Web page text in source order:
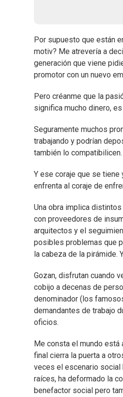
Por supuesto que están
motiv? Me atrevería a
generación que viene
promotor con un nuevo
Pero créanme que la
significa mucho dinero,
Seguramente muchos
trabajando y podrían
también lo compatibilicen.
Y ese coraje que se
enfrenta al coraje de
Una obra implica
con proveedores de
arquitectos y el
posibles problemas que
la cabeza de la pirámide.
Gozan, disfrutan cuando
cobijo a decenas de
denominador (los
demandantes de trabajo
oficios.
Me consta el mundo
final cierra la puerta a
veces el escenario social
raíces, ha deformado la
benefactor social pero